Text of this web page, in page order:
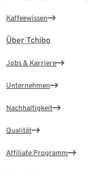
Kaffeewissen
Über Tchibo
Jobs & Karriere
Unternehmen
Nachhaltigkeit
Qualität
Affiliate Programm